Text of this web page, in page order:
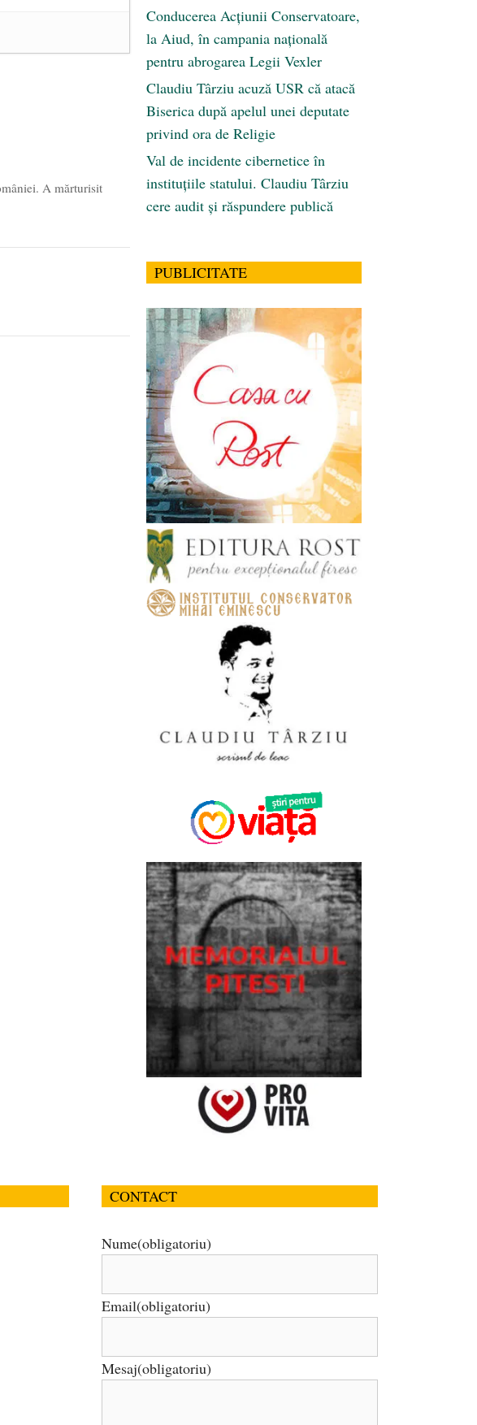
în UE
A mărturisit
Conducerea Acțiunii Conservatoare,
la Aiud, în campania națională
pentru abrogarea Legii Vexler
Claudiu Târziu acuză USR că atacă
Biserica după apelul unei deputate
privind ora de Religie
Val de incidente cibernetice în
instituțiile statului. Claudiu Târziu
cere audit și răspundere publică
PUBLICITATE
CONTACT
Nume(obligatoriu)
Email(obligatoriu)
Mesaj(obligatoriu)